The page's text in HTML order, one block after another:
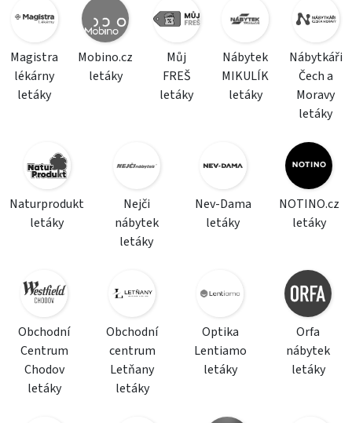
Magistra
lékárny
letáky
Mobino.cz
letáky
Můj
FREŠ
letáky
Nábytek
MIKULÍK
letáky
Nábytkáři
Čech a
Moravy
letáky
Naturprodukt
letáky
Nejči
nábytek
letáky
Nev-Dama
letáky
NOTINO.cz
letáky
Obchodní
Centrum
Chodov
letáky
Obchodní
centrum
Letňany
letáky
Optika
Lentiamo
letáky
Orfa
nábytek
letáky